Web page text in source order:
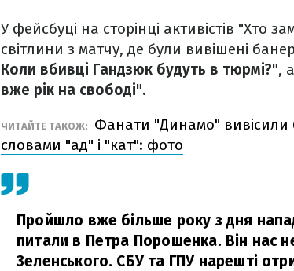
У фейсбуці на сторінці активістів "Хто
світлини з матчу, де були вивішені
Коли вбивці Гандзюк будуть в тюрмі?",
вже рік на свободі".
ЧИТАЙТЕ ТАКОЖ:
Фанати "Динамо" вивісили
словами "ад" і "кат": фото
Пройшло вже більше року з дня
питали в Петра Порошенка. Він нас
Зеленського. СБУ та ГПУ нарешті